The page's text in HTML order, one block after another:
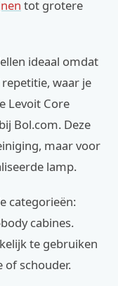
tot grotere
ideaal omdat
waar je
Levoit Core
Bol.com. Deze
maar voor
lamp.
categorieën:
cabines.
te gebruiken
of schouder.